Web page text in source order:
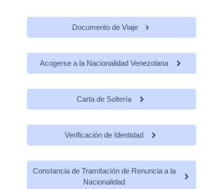
Documento de Viaje
Acogerse a la Nacionalidad Venezolana
Carta de Soltería
Verificación de Identidad
Constancia de Tramitación de Renuncia a la
Nacionalidad